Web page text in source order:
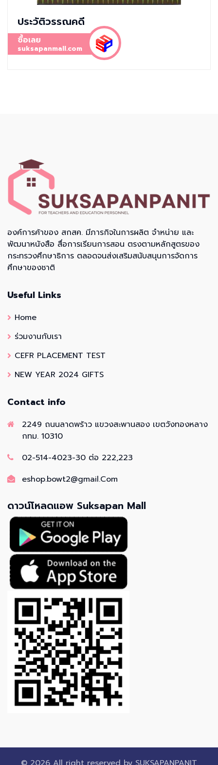
ประวัติวรรณคดี
ซื้อเลย
suksapanmall.com
องค์การค้าของ สกสค. มีภารกิจในการผลิต จำหน่าย และ
พัฒนาหนังสือ สื่อการเรียนการสอน ตรงตามหลักสูตรของ
กระทรวงศึกษาธิการ ตลอดจนส่งเสริมสนับสนุนการจัดการ
ศึกษาของชาติ
Useful Links
Home
ร่วมงานกับเรา
CEFR PLACEMENT TEST
NEW YEAR 2024 GIFTS
Contact info
2249 ถนนลาดพร้าว แขวงสะพานสอง เขตวังทองหลาง
กทม. 10310
02-514-4023-30 ต่อ 222,223
eshop.bowt2@gmail.Com
ดาวน์โหลดแอพ Suksapan Mall